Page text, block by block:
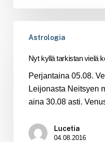
kyllä
kerran….
Astrologia
Nyt kyllä tarkistan vielä
Perjantaina 05.08.
Leijonasta Neitsyen
aina 30.08 asti.
Lucetia
04.08.2016